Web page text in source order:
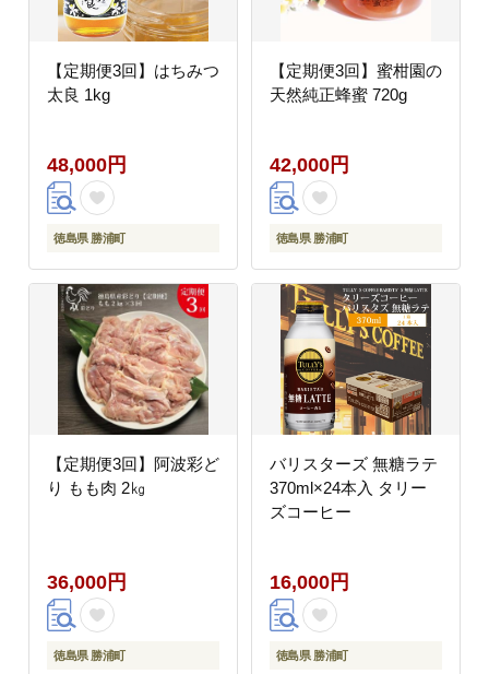
【定期便3回】はちみつ
太良 1kg
48,000円
徳島県 勝浦町
【定期便3回】蜜柑園の
天然純正蜂蜜 720g
42,000円
徳島県 勝浦町
【定期便3回】阿波彩ど
り もも肉 2㎏
36,000円
徳島県 勝浦町
バリスターズ 無糖ラテ
370ml×24本入 タリー
ズコーヒー
16,000円
徳島県 勝浦町